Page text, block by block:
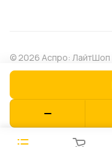
© 2026 Аспро: ЛайтШоп
Разработано в